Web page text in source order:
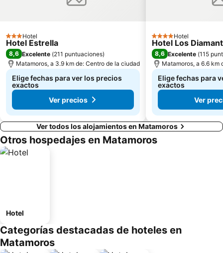
3 Estrellas
Hotel
Hotel Estrella
8,6 Excelente (211 puntuaciones)
Matamoros, a 3.9 km de: Centro de la ciudad
Elige fechas para ver los precios
exactos
Ver precios
4 Estrellas
Hotel
Hotel Los
8,6 Excelente (115
Matamoros, a 6.6 km
Elige fechas para
exactos
Ver
Ver todos los alojamientos en Matamoros
Otros hospedajes en Matamoros
Hotel
Categorías destacadas de hoteles en
Matamoros